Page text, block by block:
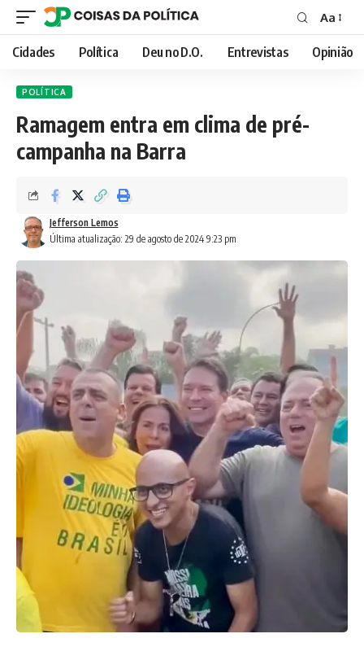
Font
Resizer
Aa
Cidades Política Deu no D.O. Entrevistas Opinião
POLÍTICA
Ramagem entra em clima de pré-
campanha na Barra
Última atualização: 29 de agosto de 2024 9:23 pm
Jefferson Lemos